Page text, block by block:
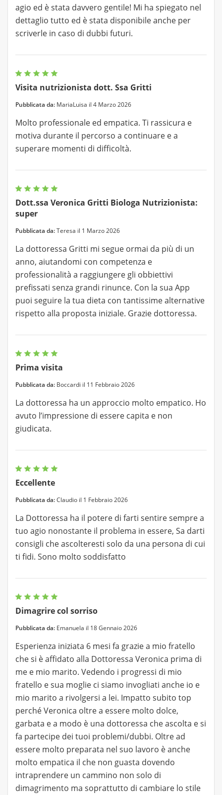
agio ed è stata davvero gentile! Mi ha spiegato nel
dettaglio tutto ed è stata disponibile anche per
scriverle in caso di dubbi futuri.
Visita nutrizionista dott. Ssa Gritti
Pubblicata da: MariaLuisa il 4 Marzo 2026
Molto professionale ed empatica. Ti rassicura e
motiva durante il percorso a continuare e a
superare momenti di difficoltà.
Dott.ssa Veronica Gritti Biologa Nutrizionista:
super
Pubblicata da:Teresa il 1 Marzo 2026
La dottoressa Gritti mi segue ormai da più di un
anno, aiutandomi con competenza e
professionalità a raggiungere gli obbiettivi
prefissati senza grandi rinunce. Con la sua App
puoi seguire la tua dieta con tantissime alternative
rispetto alla proposta iniziale. Grazie dottoressa.
Prima visita
Pubblicata da: Boccardi il 11 Febbraio 2026
La dottoressa ha un approccio molto empatico. Ho
avuto l’impressione di essere capita e non
giudicata.
Eccellente
Pubblicata da:Claudio il 1 Febbraio 2026
La Dottoressa ha il potere di farti sentire sempre a
tuo agio nonostante il problema in essere, Sa darti
consigli che ascolteresti solo da una persona di cui
ti fidi. Sono molto soddisfatto
Dimagrire col sorriso
Pubblicata da: Emanuela il 18 Gennaio 2026
Esperienza iniziata 6 mesi fa grazie a mio fratello
che si è affidato alla Dottoressa Veronica prima di
me e mio marito. Vedendo i progressi di mio
fratello e sua moglie ci siamo invogliati anche io e
mio marito a rivolgersi a lei. Impatto subito top
perché Veronica oltre a essere molto dolce,
garbata e a modo è una dottoressa che ascolta e si
fa partecipe dei tuoi problemi/dubbi. Oltre ad
essere molto preparata nel suo lavoro è anche
molto empatica il che non guasta dovendo
intraprendere un cammino non solo di
dimagrimento ma soprattutto di cambiare lo stile